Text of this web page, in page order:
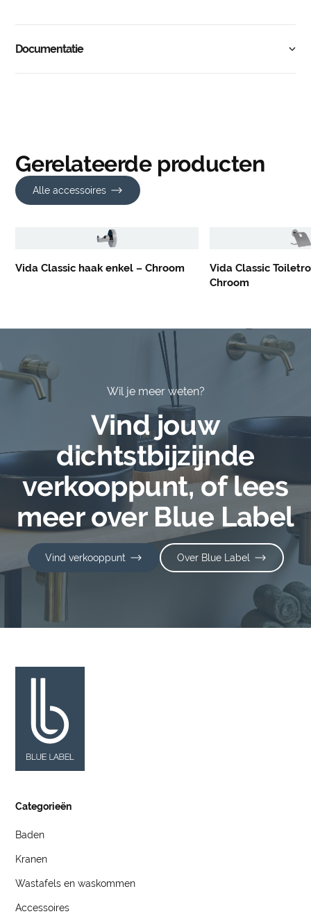
Documentatie
Gerelateerde producten
Alle accessoires
Vida Classic haak enkel – Chroom
Vida Classic
Chroom
Wil je meer weten?
Vind jouw
dichtstbijzijnde
verkooppunt, of lees
meer over Blue Label
Vind verkooppunt Over Blue Label
Categorieën
Baden
Kranen
Wastafels en waskommen
Accessoires